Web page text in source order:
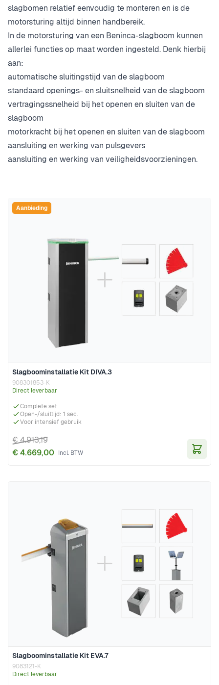
slagbomen relatief eenvoudig te monteren en is de
motorsturing altijd binnen handbereik.
In de motorsturing van een Beninca-slagboom kunnen
allerlei functies op maat worden ingesteld. Denk hierbij
aan:
automatische sluitingstijd van de slagboom
standaard openings- en sluitsnelheid van de slagboom
vertragingssnelheid bij het openen en sluiten van de
slagboom
motorkracht bij het openen en sluiten van de slagboom
aansluiting en werking van pulsgevers
aansluiting en werking van veiligheidsvoorzieningen.
Slagboominstallatie Kit DIVA.3
908301853-K
Direct leverbaar
Complete set
Open-/sluittijd: 1 sec.
Voor intensief gebruik
€ 4.669,00
€ 4.913,19
Aanbieding
Slagboominstallatie Kit EVA.7
9083121-K
Direct leverbaar